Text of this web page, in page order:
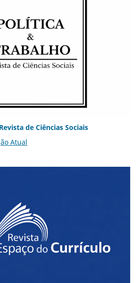
de Ciências Sociais
Atual